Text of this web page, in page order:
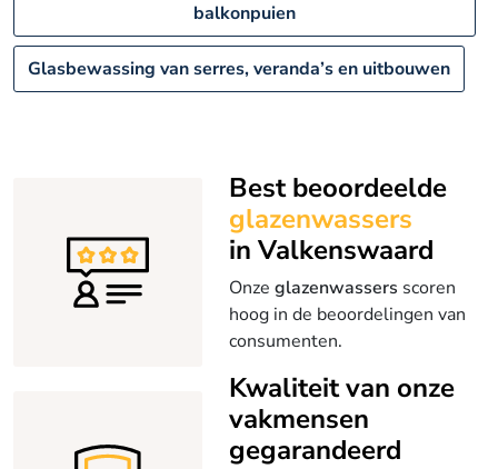
balkonpuien
Glasbewassing van serres, veranda’s en uitbouwen
Best beoordeelde
glazenwassers
in Valkenswaard
Onze glazenwassers scoren
hoog in de beoordelingen van
consumenten.
Kwaliteit van onze
vakmensen
gegarandeerd